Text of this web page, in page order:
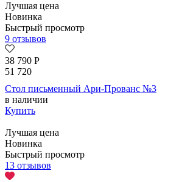
Лучшая цена
Новинка
Быстрый просмотр
9 отзывов
38 790 Р
51 720
Стол письменный Ари-Прованс №3
в наличии
Купить
Лучшая цена
Новинка
Быстрый просмотр
13 отзывов